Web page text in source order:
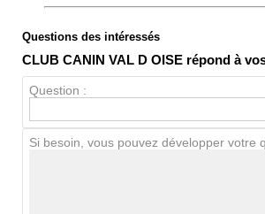
Note globale
Questions des intéressés
CLUB CANIN VAL D OISE répond à
Question :
Si besoin, vous pouvez développer votre